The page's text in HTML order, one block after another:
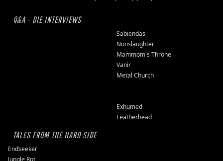
Q&A - DIE INTERVIEWS
Sabiendas
Nunslaughter
Mammom's Throne
Vanir
Metal Church
Exhumed
Leatherhead
TALES FROM THE HARD SIDE
Endseeker